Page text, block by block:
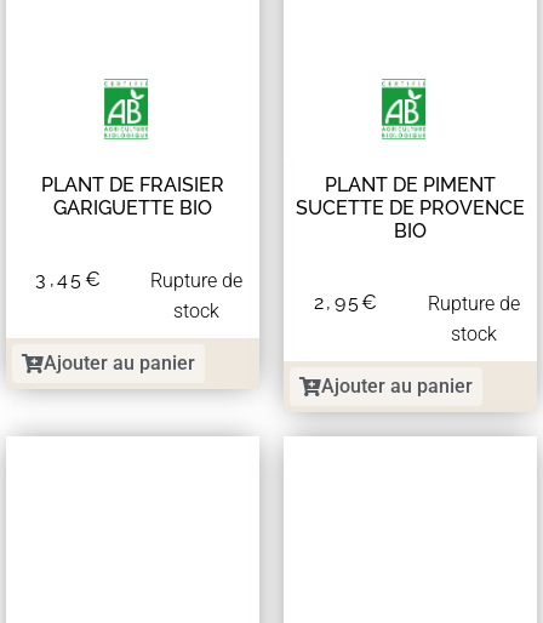
PLANT DE FRAISIER
GARIGUETTE BIO
3,45€
Rupture de
stock
Ajouter au panier
PLANT DE PIMENT
SUCETTE DE PROVENCE
BIO
2,95€
Rupture de
stock
Ajouter au panier